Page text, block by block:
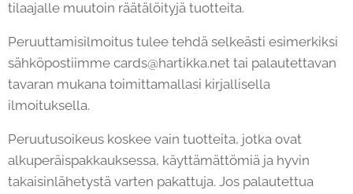
tilaajalle muutoin räätälöityjä tuotteita.
Peruuttamisilmoitus tulee tehdä selkeästi esimerkiksi
sähköpostiimme cards@hartikka.net tai palautettavan
tavaran mukana toimittamallasi kirjallisella
ilmoituksella.
Peruutusoikeus koskee vain tuotteita, jotka ovat
alkuperäispakkauksessa, käyttämättömiä ja hyvin
takaisinlähetystä varten pakattuja. Jos palautettua